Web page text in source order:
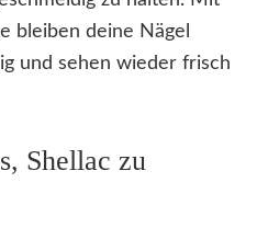
bleiben deine Nägel
und sehen wieder frisch
Shellac zu